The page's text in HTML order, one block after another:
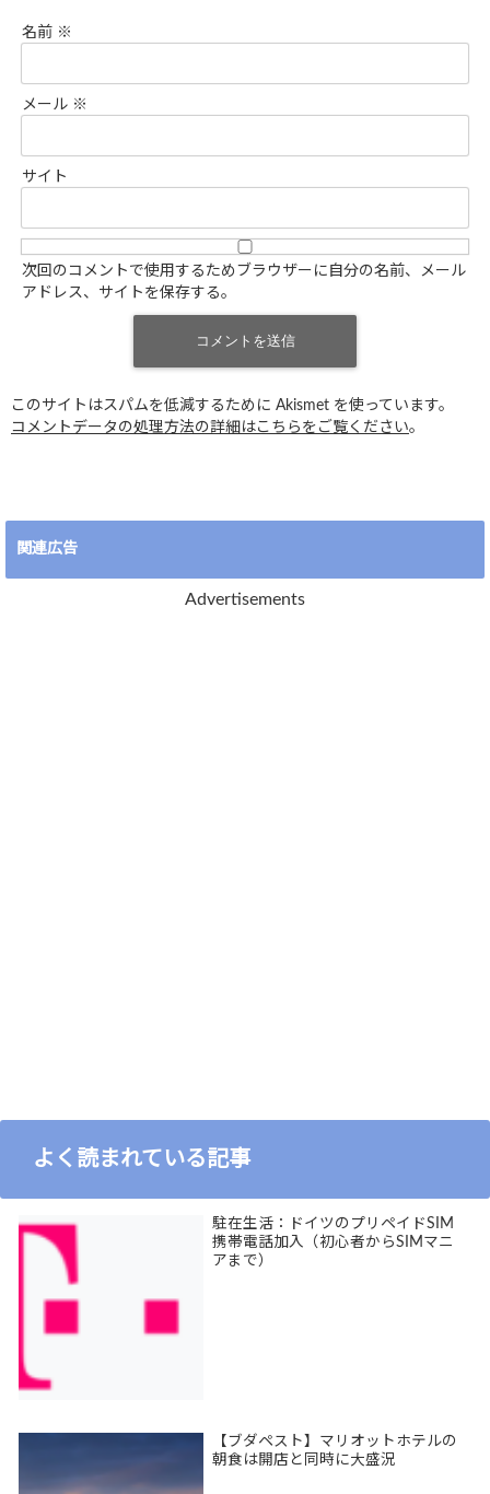
名前 ※
メール ※
サイト
次回のコメントで使用するためブラウザーに自分の名前、メール
アドレス、サイトを保存する。
このサイトはスパムを低減するために Akismet を使っています。
コメントデータの処理方法の詳細はこちらをご覧ください。
関連広告
Advertisements
よく読まれている記事
駐在生活：ドイツのプリペイドSIM
携帯電話加入（初心者からSIMマニ
アまで）
【ブダペスト】マリオットホテルの
朝食は開店と同時に大盛況